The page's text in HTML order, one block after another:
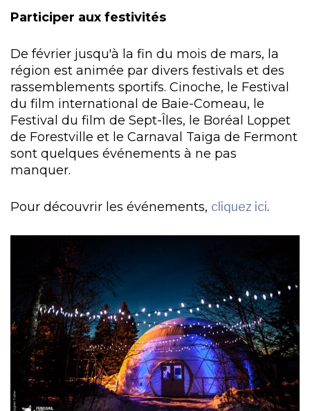
Participer aux festivités
De février jusqu'à la fin du mois de mars, la
région est animée par divers festivals et des
rassemblements sportifs. Cinoche, le Festival
du film international de Baie-Comeau, le
Festival du film de Sept-Îles, le Boréal Loppet
de Forestville et le Carnaval Taïga de Fermont
sont quelques événements à ne pas
manquer.
Pour découvrir les événements, cliquez ici.